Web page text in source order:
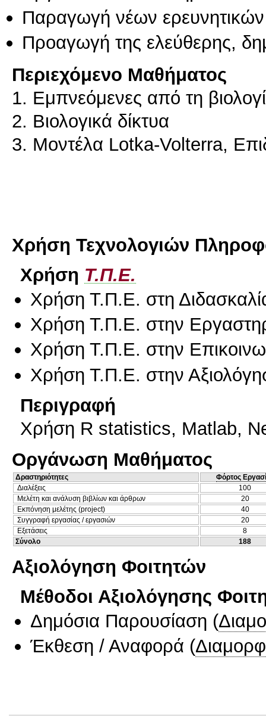
Παραγωγή νέων
Προαγωγή της ελεύθερης,
Περιεχόμενο Μαθήματος
1. Εμπνεόμενες από τη
2. Βιολογικά δίκτυα
3. Μοντέλα Lotka-Volterra,
Χρήση Τεχνολογιών
Χρήση Τ.Π.Ε.
Χρήση Τ.Π.Ε. στη
Χρήση Τ.Π.Ε. στην
Χρήση Τ.Π.Ε. στην
Χρήση Τ.Π.Ε. στην
Περιγραφή
Χρήση R statistics, Matlab,
Οργάνωση Μαθήματος
Δραστηριότητες
Φόρτος
Διαλέξεις
100
Μελέτη και ανάλυση βιβλίων και άρθρων
20
Εκπόνηση μελέτης (project)
40
Συγγραφή εργασίας / εργασιών
20
Εξετάσεις
8
Σύνολο
188
Αξιολόγηση Φοιτητών
Μέθοδοι Αξιολόγησης
Δημόσια Παρουσίαση (
Έκθεση / Αναφορά (